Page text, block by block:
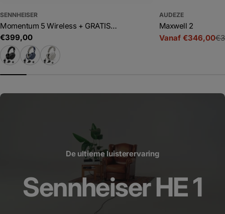
SENNHEISER
Momentum 5 Wireless + GRATIS
SoundProtex
Adviesprijs
€399,00
AUDEZE
Maxwell 2
Prijs
Vanaf €346,00
Adviesprijs
De ultieme luisterervaring
Sennheiser HE 1